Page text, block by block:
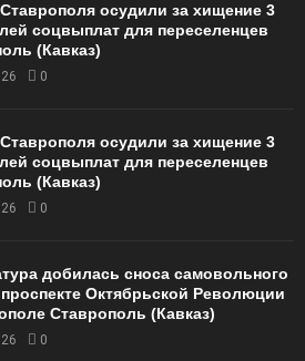
осудили за хищение 3
соцвыплат для переселенцев
(Кавказ)
0
осудили за хищение 3
соцвыплат для переселенцев
(Кавказ)
0
добилась сноса самовольного
Октябрьской Революции
Ставрополь (Кавказ)
0